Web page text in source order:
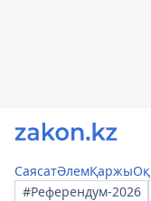
СаясатӘлемҚаржы
#Референдум-2026